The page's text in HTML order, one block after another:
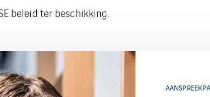
beleid ter beschikking.